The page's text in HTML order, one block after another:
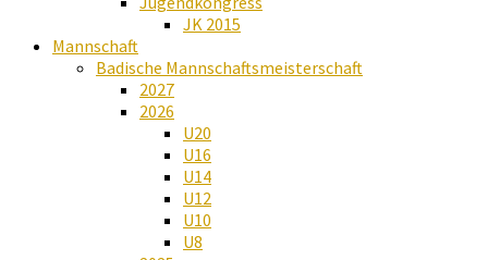
JK 2015
Mannschaft
Badische Mannschaftsmeisterschaft
2027
2026
U20
U16
U14
U12
U10
U8